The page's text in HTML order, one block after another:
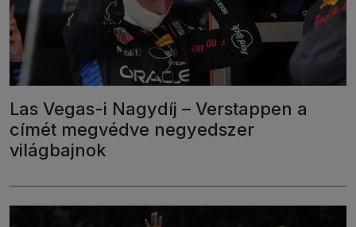
Las Vegas-i Nagydíj – Verstappen a
címét megvédve negyedszer
világbajnok